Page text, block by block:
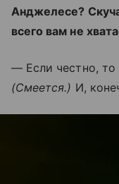
Анджелесе?
всего вам не
— Если честно, то
(Смеется.) И,